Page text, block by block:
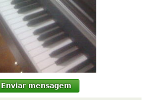
Enviar mensagem